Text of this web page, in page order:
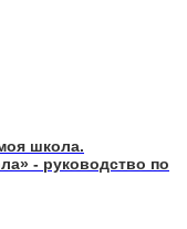
школа.
- руководство по